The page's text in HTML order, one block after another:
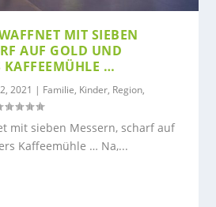
MIT SIEBEN
AUF GOLD UND
…
2021 | Familie, Kinder, Region,
mit sieben Messern, scharf auf
Kaffeemühle … Na,...